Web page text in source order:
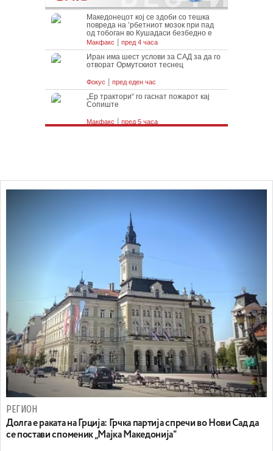
РЕГИОН
Долга е раката на Грција: Грчка партија спречи во Нови Сад да
се постави споменик „Мајка Македонија“